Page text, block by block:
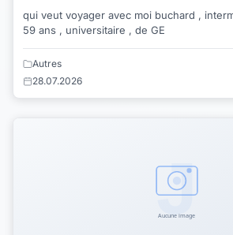
qui veut voyager avec moi buchard , intermedes
59 ans , universitaire , de GE
Autres
28.07.2026